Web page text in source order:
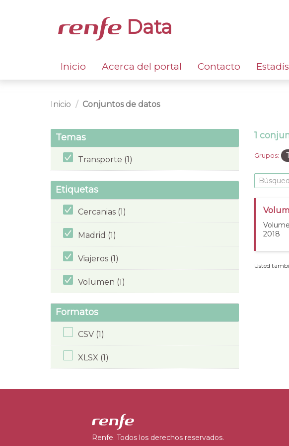
Data
Inicio Acerca del portal Contacto
Inicio Conjuntos de datos
Temas
Transporte (1)
Etiquetas
Cercanias (1)
Madrid (1)
Viajeros (1)
Volumen (1)
Formatos
CSV (1)
XLSX (1)
1
Grupos:
2018
Usted
Renfe. Todos los derechos reservados.